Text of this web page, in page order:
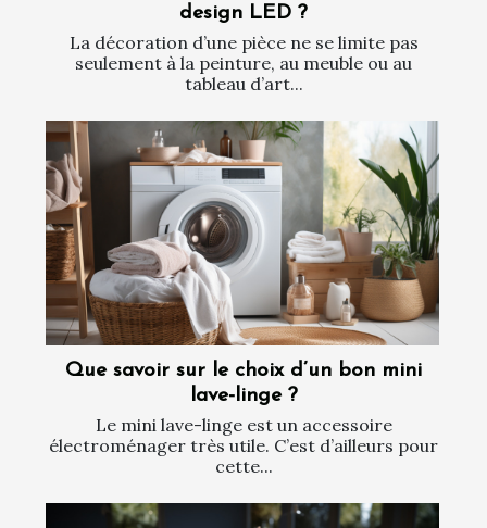
design LED ?
La décoration d’une pièce ne se limite pas
seulement à la peinture, au meuble ou au
tableau d’art...
Que savoir sur le choix d’un bon mini
lave-linge ?
Le mini lave-linge est un accessoire
électroménager très utile. C’est d’ailleurs pour
cette...